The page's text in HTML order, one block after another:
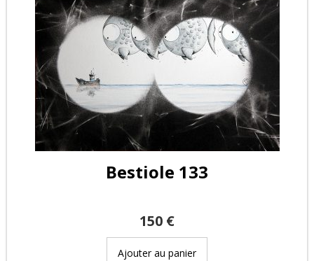
Bestiole 133
150 €
Ajouter au panier